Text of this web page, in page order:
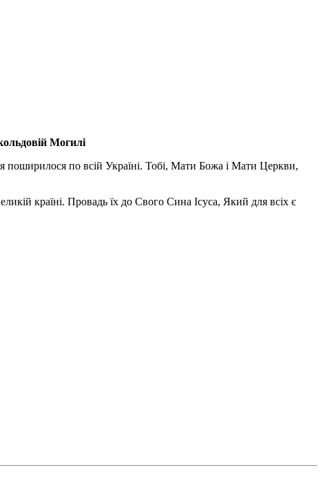
Могилі
поширилося по всій Україні. Тобі, Мати Божа і Мати Церкви,
країні. Провадь їх до Свого Сина Ісуса, Який для всіх є